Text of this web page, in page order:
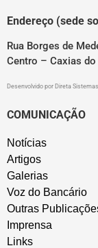
Endereço (sede
Rua Borges de
Centro – Caxias do
Desenvolvido por Direta Sistemas
COMUNICAÇÃO
Notícias
Artigos
Galerias
Voz do Bancário
Outras
Imprensa
Links